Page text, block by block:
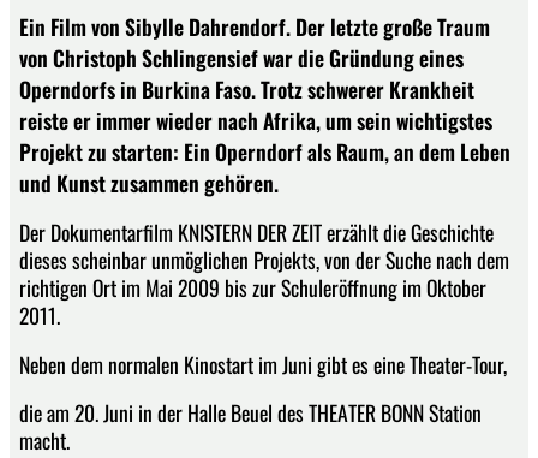
Ein Film von Sibylle Dahrendorf. Der letzte große Traum
von Christoph Schlingensief war die Gründung eines
Operndorfs in Burkina Faso. Trotz schwerer Krankheit
reiste er immer wieder nach Afrika, um sein wichtigstes
Projekt zu starten: Ein Operndorf als Raum, an dem Leben
und Kunst zusammen gehören.
Der Dokumentarfilm KNISTERN DER ZEIT erzählt die Geschichte
dieses scheinbar unmöglichen Projekts, von der Suche nach dem
richtigen Ort im Mai 2009 bis zur Schuleröffnung im Oktober
2011.
Neben dem normalen Kinostart im Juni gibt es eine Theater-Tour,
die am 20. Juni in der Halle Beuel des THEATER BONN Station
macht.